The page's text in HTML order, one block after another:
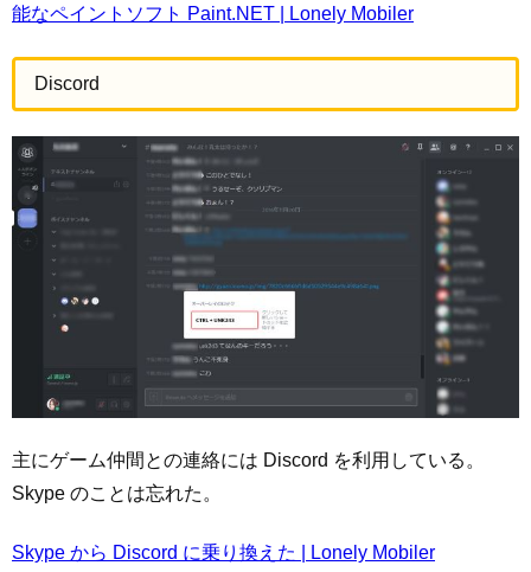
能なペイントソフト Paint.NET | Lonely Mobiler
Discord
主にゲーム仲間との連絡には Discord を利用している。
Skype のことは忘れた。
Skype から Discord に乗り換えた | Lonely Mobiler